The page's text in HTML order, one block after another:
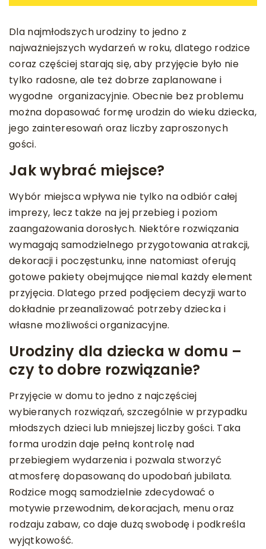
Dla najmłodszych urodziny to jedno z
najważniejszych wydarzeń w roku, dlatego rodzice
coraz częściej starają się, aby przyjęcie było nie
tylko radosne, ale też dobrze zaplanowane i
wygodne organizacyjnie. Obecnie bez problemu
można dopasować formę urodzin do wieku dziecka,
jego zainteresowań oraz liczby zaproszonych
gości.
Jak wybrać miejsce?
Wybór miejsca wpływa nie tylko na odbiór całej
imprezy, lecz także na jej przebieg i poziom
zaangażowania dorosłych. Niektóre rozwiązania
wymagają samodzielnego przygotowania atrakcji,
dekoracji i poczęstunku, inne natomiast oferują
gotowe pakiety obejmujące niemal każdy element
przyjęcia. Dlatego przed podjęciem decyzji warto
dokładnie przeanalizować potrzeby dziecka i
własne możliwości organizacyjne.
Urodziny dla dziecka w domu –
czy to dobre rozwiązanie?
Przyjęcie w domu to jedno z najczęściej
wybieranych rozwiązań, szczególnie w przypadku
młodszych dzieci lub mniejszej liczby gości. Taka
forma urodzin daje pełną kontrolę nad
przebiegiem wydarzenia i pozwala stworzyć
atmosferę dopasowaną do upodobań jubilata.
Rodzice mogą samodzielnie zdecydować o
motywie przewodnim, dekoracjach, menu oraz
rodzaju zabaw, co daje dużą swobodę i podkreśla
wyjątkowość.